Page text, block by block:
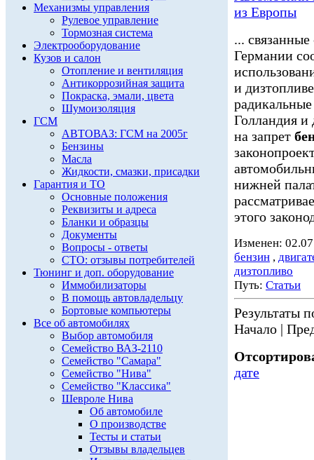
Механизмы управления
Рулевое управление
Тормозная система
Электрооборудование
Кузов и салон
Отопление и вентиляция
Антикоррозийная защита
Покраска, эмали, цвета
Шумоизоляция
ГСМ
АВТОВАЗ: ГСМ на 2005г
Бензины
Масла
Жидкости, смазки, присадки
Гарантия и ТО
Основные положения
Реквизиты и адреса
Бланки и образцы
Документы
Вопросы - ответы
СТО: отзывы потребителей
Тюнинг и доп. оборудование
Иммобилизаторы
В помощь автовладельцу
Бортовые компьютеры
Все об автомобилях
Выбор автомобиля
Семейство ВАЗ-2110
Семейство "Самара"
Семейство "Нива"
Семейство "Классика"
Шевроле Нива
Об автомобиле
О производстве
Тесты и статьи
Отзывы владельцев
из Европы
...
Германии
и
Голландия и
на запрет
нижней
этого
Изменен:
бензин ,
дизтопливо
Путь: Статьи
Результаты
Начало |
дате